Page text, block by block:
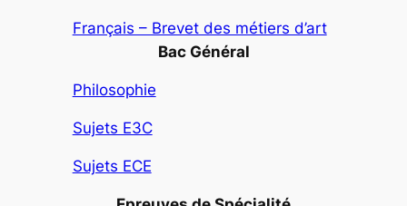
Français – Brevet des métiers d’art
Bac Général
Philosophie
Sujets E3C
Sujets ECE